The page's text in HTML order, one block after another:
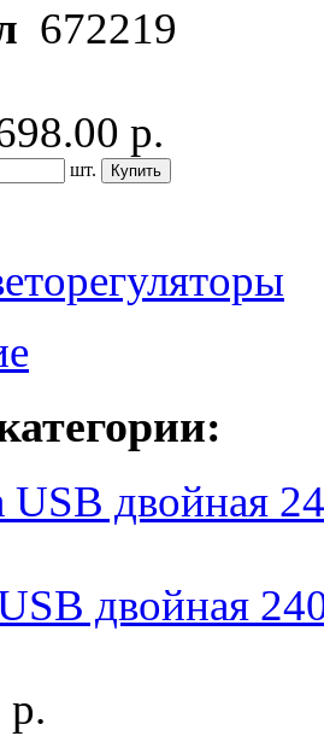
672219
р.
шт.
USB двойная
р.